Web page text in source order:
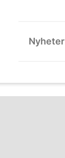
Nyheter